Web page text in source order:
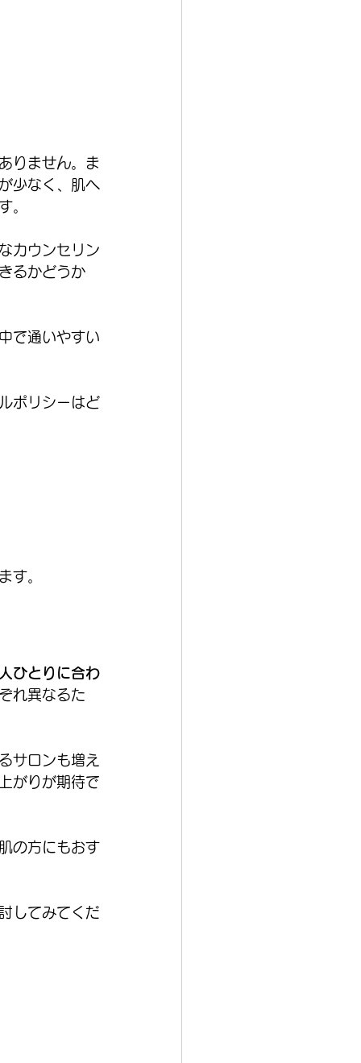
りません。ま
少なく、肌へ
。
カウンセリン
るかどうか
で通いやすい
ポリシーはど
す。
ひとりに合わ
れ異なるた
サロンも増え
がりが期待で
の方にもおす
してみてくだ